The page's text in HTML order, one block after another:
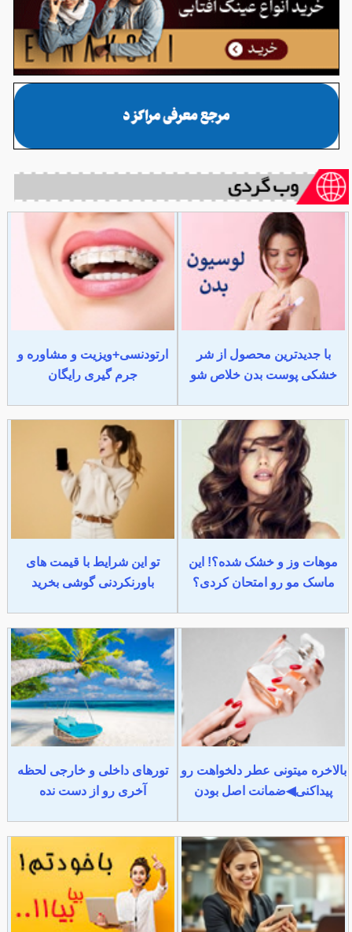
با جدیدترین محصول از شر
خشکی پوست بدن خلاص شو
ارتودنسی+ویزیت و مشاوره و
جرم گیری رایگان
موهات وز و خشک شده؟! این
ماسک مو رو امتحان کردی؟
تو این شرایط با قیمت های
باورنکردنی گوشی بخرید
بالاخره میتونی عطر دلخواهت رو
پیداکنی◀ضمانت اصل بودن
تورهای داخلی و خارجی لحظه
آخری رو از دست نده